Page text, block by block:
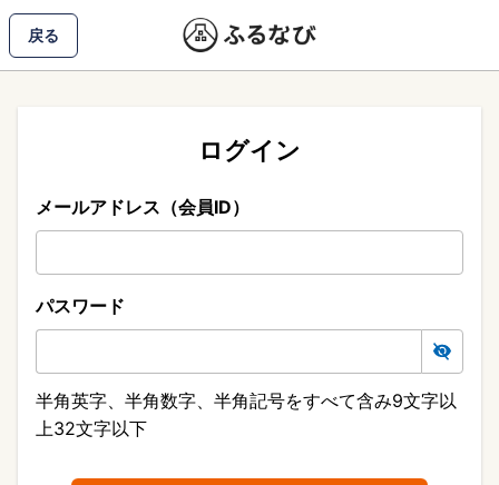
戻る
ログイン
メールアドレス（会員ID）
パスワード
半角英字、半角数字、半角記号をすべて含み9文字以
上32文字以下